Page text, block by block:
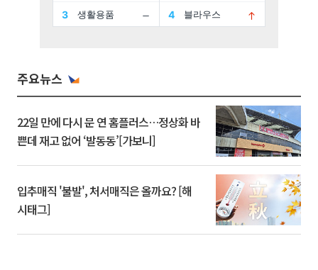
주요뉴스
22일 만에 다시 문 연 홈플러스…정상화 바
쁜데 재고 없어 ‘발동동’[가보니]
입추매직 '불발', 처서매직은 올까요? [해
시태그]